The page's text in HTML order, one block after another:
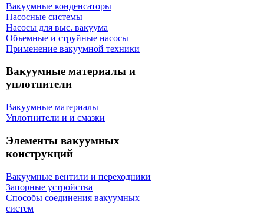
Вакуумные конденсаторы
Насосные системы
Насосы для выс. вакуума
Объемные и струйные насосы
Применение вакуумной техники
Вакуумные материалы и
уплотнители
Вакуумные материалы
Уплотнители и и смазки
Элементы вакуумных
конструкций
Вакуумные вентили и переходники
Запорные устройства
Способы соединения вакуумных
систем